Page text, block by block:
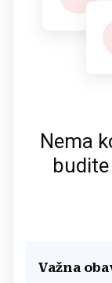
Nema
Važna